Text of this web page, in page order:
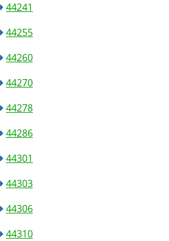
44241
44255
44260
44270
44278
44286
44301
44303
44306
44310